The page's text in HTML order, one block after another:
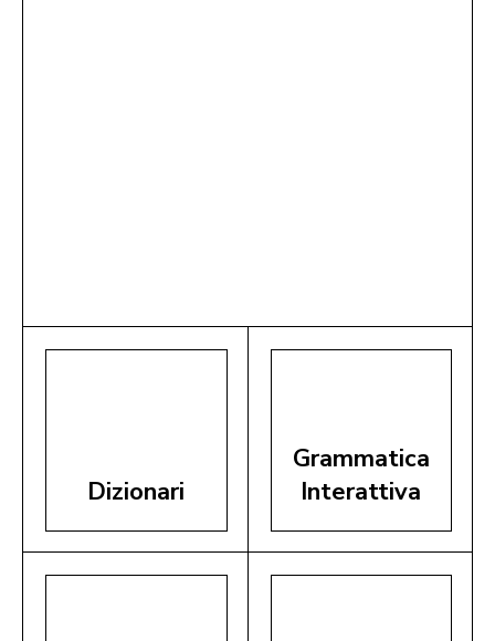
Dizionari
Grammatica
Interattiva